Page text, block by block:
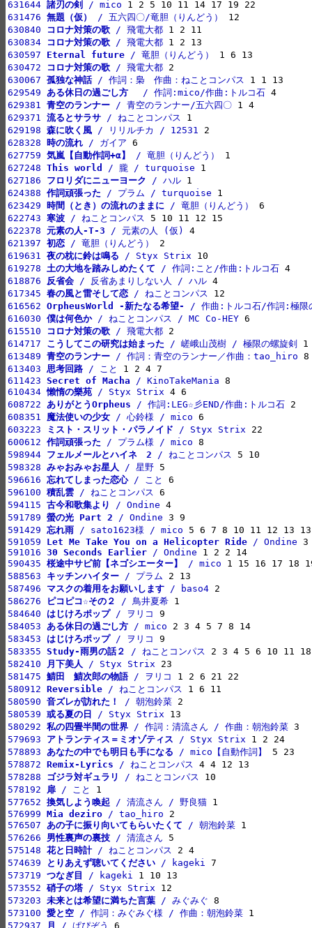
631644 諸刃の剣 / mico
631476 無題（仮） / 五六四〇/竜胆（りんどう）
630840
コロナ対策の歌 / 飛電大都
630834
コロナ対策の歌 / 飛電大都
630597 Eternal future / 竜胆（りんどう）
630472
コロナ対策の歌 / 飛電大都
630067 孤独な神話 / 作詞：梟　作曲：ねことコンパス
629549 ある休日の過ごし方 / 作詞:mico/作曲:トルコ石
629381 青空のランナー / 青空のランナー/五六四〇
629371 流るとサラサ / ねことコンパス
629198 森に吹く風 / リリルチカ / 12531
628328
時の流れ / ガイア
627759 気嵐【自動作詞+α】 / 竜胆（りんどう）
627248 This world / 朧 / turquoise
627186 フロリダにニューヨーク / ハル
624388 作詞頑張った / プラム / turquoise
623429
時間（とき）の流れのままに / 竜胆（りんどう）
622743 寒波 / ねことコンパス
622378 元素の人-T-3 / 元素の人 (仮)
621397 初恋 / 竜胆（りんどう）
619631 夜の枕に鈴は鳴る / Styx Strix
619278 土の大地を踏みしめたくて / 作詞:こと/作曲:トルコ石
618876 反省会 / 反省あまりしない人 / ハル
617345 春の風と雷そして恋 / ねことコンパス
616562 OrpheusWorld -新たなる希望-
/ 作曲:トルコ石/作詞:極限
616030 僕は何色か / ねことコンパス / MC Co-HEY
615510
コロナ対策の歌 / 飛電大都
614717 こうしてこの研究は始まった / 嵯峨山茂樹 / 極限の螺旋剣
613489 青空のランナー / 作詞：青空のランナー／作曲：tao_hiro
613403 思考回路 / こと
611423 Secret of Macha / KinoTakeMania
610434 懶惰の樂苑 / Styx Strix
608722 ありがとうOrpheus / 作詞:LEG☆彡END/作曲:トルコ石
608351 魔法使いの少女 / 心鈴様 / mico
603223
ミスト・スリット・パラノイド / Styx Strix
600612 作詞頑張った / プラム様 / mico
598944 フェルメールとハイネ　2 / ねことコンパス
598328 みゃおみゃお星人 / 星野
596616 忘れてしまった恋心 / こと
596100 積乱雲 / ねことコンパス
594115 古今和歌集より / Ondine
591789 螢の光 Part 2 / Ondine
591429 忘れ雨 / sato1623様 / mico
591059 Let Me Take You on a Helicopter Ride / Ondine
591016 30 Seconds Earlier / Ondine
590435 桜途中サビ前【ネゴシエーター】
/ mico
588563 キッチンハイター / プラム
587496 マスクの着用をお願いします / baso4
586276
ピコピコ☆その２ / 鳥井夏希
584640 はじけろポップ / ヲリコ
584053 ある休日の過ごし方 / mico
583453 はじけろポップ / ヲリコ
583355 Study-雨男の話２ / ねことコンパス
582410
月下美人 / Styx Strix
581475 鯖田　鯖次郎の物語 / ヲリコ
580912 Reversible / ねことコンパス
580590 音ズレが訪れた！ / 朝泡鈴菜
580539 或る夏の日 / Styx Strix
580292 私の四畳半間の世界 / 作詞：清流さん / 作曲：朝泡鈴菜
579693 アトランティス＝ミオゾティス / Styx Strix
578893 あなたの中でも明日も手になる / mico【自動作詞】
578872 Remix-Lyrics / ねことコンパス
578288 ゴジラ対ギュラリ / ねことコンパス
578192
扉 / こと
577652 換気しよう喚起 / 清流さん / 野良猫
576999 Mia deziro / tao_hiro
576507 あの子に振り向いてもらいたくて / 朝泡鈴菜
576266 男性裏声の裏技 / 清流さん
575148 花と日時計 / ねことコンパス
574639
とりあえず聴いてください / kageki
573719 つなぎ目 / kageki
573552 硝子の塔 / Styx Strix
573203 未来とは希望に満ちた言葉 / みぐみぐ
573100 愛と空 / 作詞：みぐみぐ様 / 作曲：朝泡鈴菜
572937
月 / ぱぴぞう